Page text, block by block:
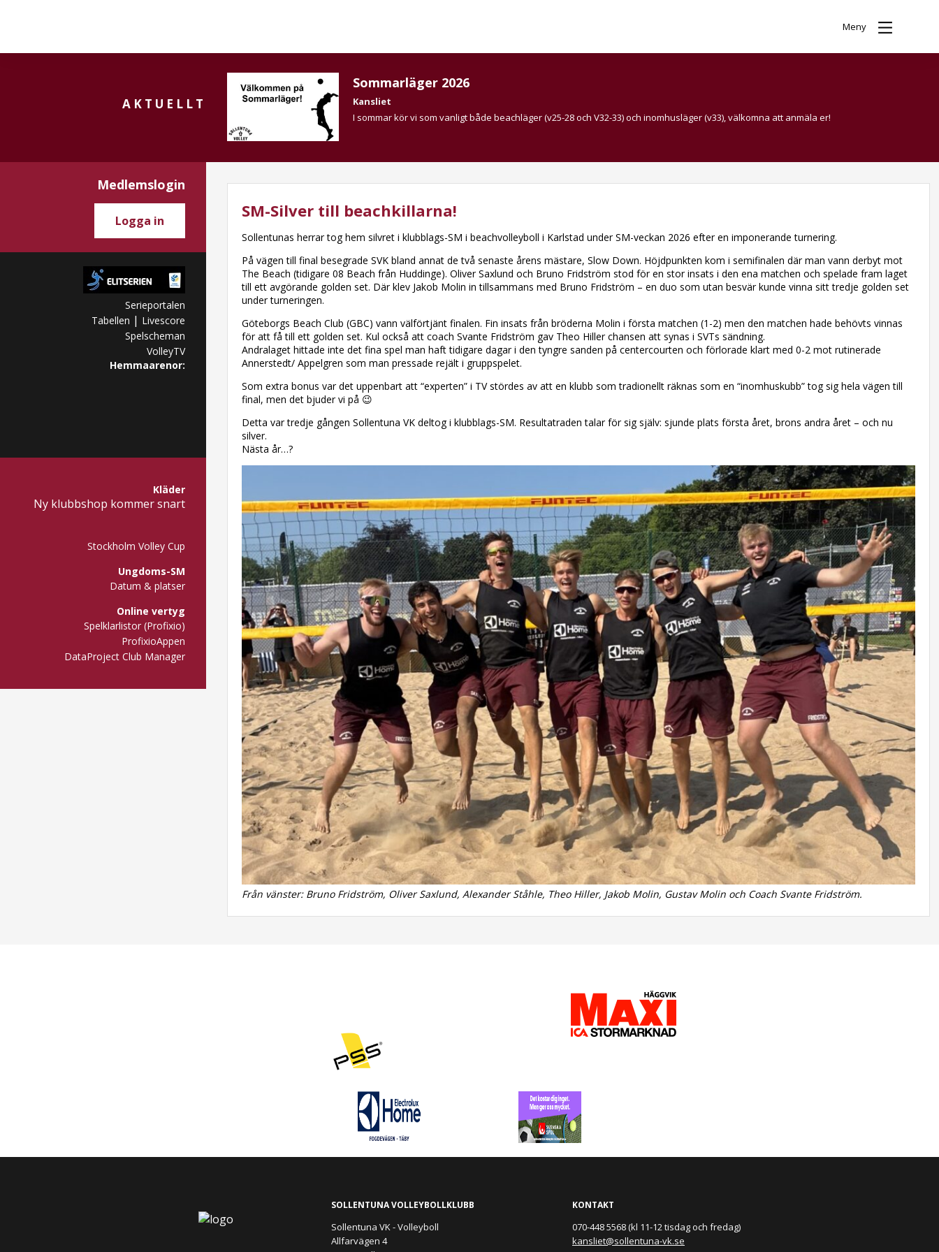
Meny
AKTUELLT
Sommarläger 2026
Kansliet
I sommar kör vi som vanligt både beachläger (v25-28 och V32-33) och inomhusläger (v33), välkomna att anmäla er!
Medlemslogin
Logga in
Serieportalen
Tabellen | Livescore
Spelscheman
VolleyTV
Hemmaarenor:
Kläder
Ny klubbshop kommer snart
Stockholm Volley Cup
Ungdoms-SM
Datum & platser
Online vertyg
Spelklarlistor (Profixio)
ProfixioAppen
DataProject Club Manager
SM-Silver till beachkillarna!
Sollentunas herrar tog hem silvret i klubblags-SM i beachvolleyboll i Karlstad under SM-veckan 2026 efter en imponerande turnering.
På vägen till final besegrade SVK bland annat de två senaste årens mästare, Slow Down. Höjdpunkten kom i semifinalen där man vann derbyt mot
The Beach (tidigare 08 Beach från Huddinge). Oliver Saxlund och Bruno Fridström stod för en stor insats i den ena matchen och spelade fram laget
till ett avgörande golden set. Där klev Jakob Molin in tillsammans med Bruno Fridström – en duo som utan besvär kunde vinna sitt tredje golden set
under turneringen.
Göteborgs Beach Club (GBC) vann välförtjänt finalen. Fin insats från bröderna Molin i första matchen (1-2) men den matchen hade behövts vinnas
för att få till ett golden set. Kul också att coach Svante Fridström gav Theo Hiller chansen att synas i SVTs sändning.
Andralaget hittade inte det fina spel man haft tidigare dagar i den tyngre sanden på centercourten och förlorade klart med 0-2 mot rutinerade
Annerstedt/ Appelgren som man pressade rejält i gruppspelet.
Som extra bonus var det uppenbart att “experten” i TV stördes av att en klubb som tradionellt räknas som en “inomhuskubb” tog sig hela vägen till
final, men det bjuder vi på 😉
Detta var tredje gången Sollentuna VK deltog i klubblags-SM. Resultatraden talar för sig själv: sjunde plats första året, brons andra året – och nu
silver.
Nästa år…?
Från vänster: Bruno Fridström, Oliver Saxlund, Alexander Ståhle, Theo Hiller, Jakob Molin, Gustav Molin och Coach Svante Fridström.
SOLLENTUNA VOLLEYBOLLKLUBB
Sollentuna VK - Volleyboll
Allfarvägen 4
KONTAKT
070-448 5568 (kl 11-12 tisdag och fredag)
kansliet@sollentuna-vk.se